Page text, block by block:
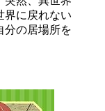
界に戻れない
分の居場所を